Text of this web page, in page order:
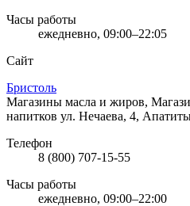
Часы работы
ежедневно, 09:00–22:05
Сайт
Бристоль
Магазины масла и жиров,
напитков ул. Нечаева, 4,
Телефон
8 (800) 707-15-55
Часы работы
ежедневно, 09:00–22:00